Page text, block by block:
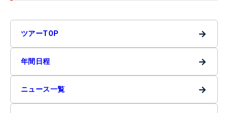
ツアーTOP →
年間日程 →
ニュース一覧 →